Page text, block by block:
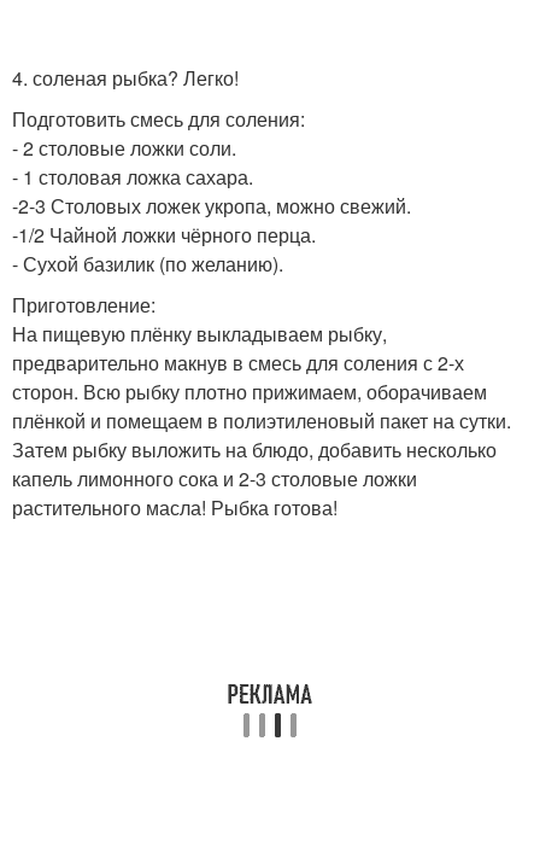
4. соленая рыбка? Легко!
Подготовить смесь для соления:
- 2 столовые ложки соли.
- 1 столовая ложка сахара.
-2-3 Столовых ложек укропа, можно свежий.
-1/2 Чайной ложки чёрного перца.
- Сухой базилик (по желанию).
Приготовление:
На пищевую плёнку выкладываем рыбку,
предварительно макнув в смесь для соления с 2-х
сторон. Всю рыбку плотно прижимаем, оборачиваем
плёнкой и помещаем в полиэтиленовый пакет на сутки.
Затем рыбку выложить на блюдо, добавить несколько
капель лимонного сока и 2-3 столовые ложки
растительного масла! Рыбка готова!